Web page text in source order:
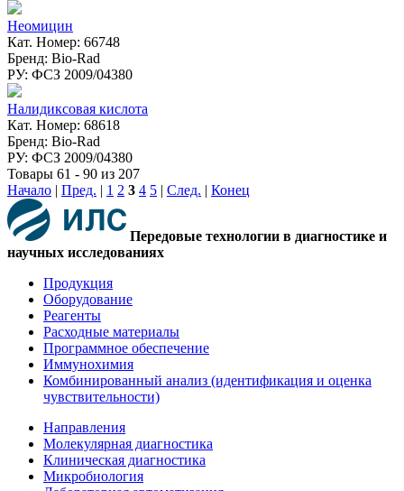
Неомицин
Кат. Номер: 66748
Бренд: Bio-Rad
РУ: ФСЗ 2009/04380
Налидиксовая кислота
Кат. Номер: 68618
Бренд: Bio-Rad
РУ: ФСЗ 2009/04380
Товары 61 - 90 из 207
Начало | Пред. | 1 2 3 4 5 | След. | Конец
Передовые технологии в диагностике и
научных исследованиях
Продукция
Оборудование
Реагенты
Расходные материалы
Программное обеспечение
Иммунохимия
Комбинированный анализ (идентификация и оценка
чувствительности)
Направления
Молекулярная диагностика
Клиническая диагностика
Микробиология